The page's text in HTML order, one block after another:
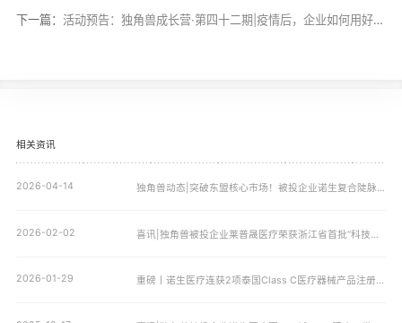
下一篇： 活动预告：独角兽成长营·第四十二期|疫情后，企业如何用好法律扩大融资规模
相关资讯
2026-04-14 独角兽动态|突破东盟核心市场！被投企业诺生复合陡脉冲治疗设备正式登陆越南，开启泌尿外科精准治疗新篇章！
2026-02-02 喜讯|独角兽被投企业莱普晟医疗荣获浙江省首批“科技新小龙”企业
2026-01-29 重磅丨诺生医疗连获2项泰国Class C医疗器械产品注册证！东南亚市场准入再获重大突破！